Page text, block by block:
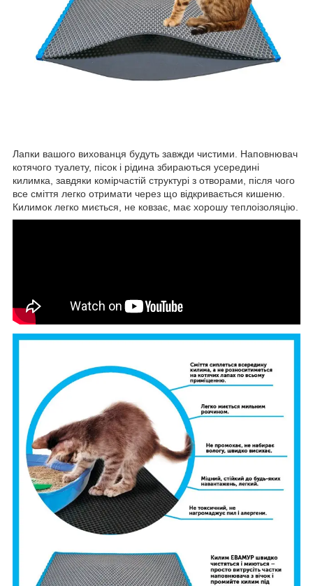
Лапки вашого вихованця будуть завжди чистими. Наповнювач
котячого туалету, пісок і рідина збираються усередині
килимка, завдяки комірчастій структурі з отворами, після чого
все сміття легко отримати через що відкривається кишеню.
Килимок легко миється, не ковзає, має хорошу теплоізоляцію.